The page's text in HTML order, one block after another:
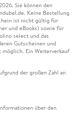
Sie können den
Keine Bestellung
ist nicht gültig für
und eBooks) sowie für
select und das
Gutscheinen und
möglich. Ein Weiterverkauf
der großen Zahl an
über den